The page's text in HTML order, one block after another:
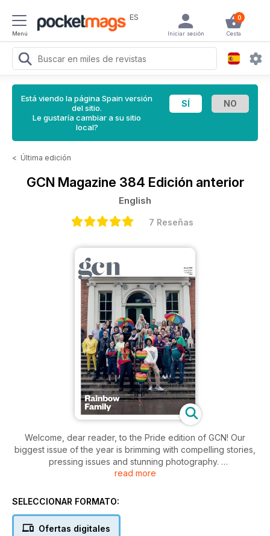
Menú
ES 0
Cesta
Iniciar sesión
Está viendo la página Spain versión
del sitio.
Le gustaría cambiar a su sitio
local?
< Última edición
GCN Magazine 384 Edición anterior
English
7 Reseñas
Welcome, dear reader, to the Pride edition of GCN! Our
biggest issue of the year is brimming with compelling stories,
pressing issues and stunning photography.
with Stefano Pappalardo taking the reins as Manager, and
for the organisation as it takes the next step in its 36-year
read more
SELECCIONAR FORMATO:
Ofertas digitales